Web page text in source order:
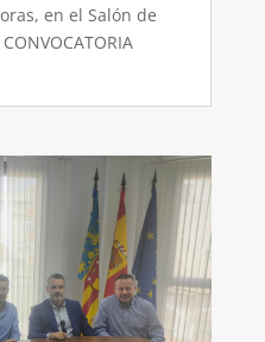
en el Salón de